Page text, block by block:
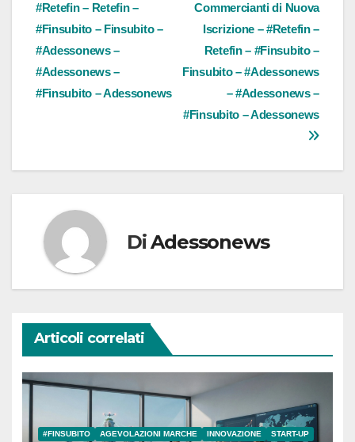
Commercianti di Nuova
Iscrizione – #Retefin –
Retefin – #Finsubito –
Finsubito – #Adessonews
– #Adessonews –
#Finsubito – Adessonews
#Retefin – Retefin –
#Finsubito – Finsubito –
#Adessonews –
#Adessonews –
#Finsubito – Adessonews
DiAdessonews
Articoli correlati
#FINSUBITO AGEVOLAZIONI MARCHE INNOVAZIONE START-UP